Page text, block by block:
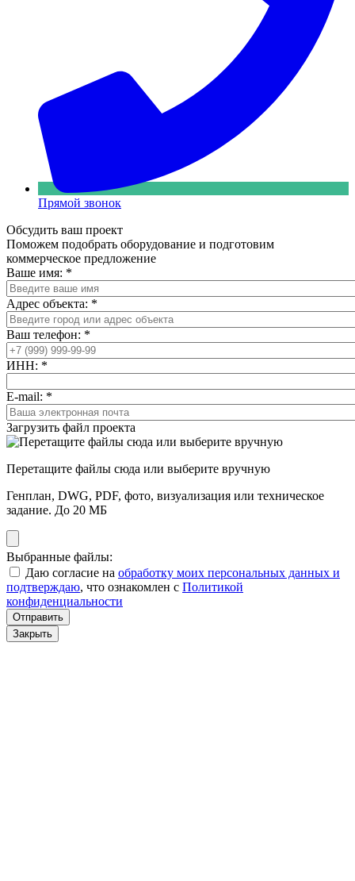
Прямой звонок
Обсудить ваш проект
Поможем подобрать оборудование и подготовим
коммерческое предложение
Ваше имя: *
Адрес объекта: *
Ваш телефон: *
ИНН: *
E-mail: *
Загрузить файл проекта
Перетащите файлы сюда или выберите вручную
Генплан, DWG, PDF, фото, визуализация или техническое
задание. До 20 МБ
Выбранные файлы:
Даю согласие на обработку моих персональных данных и
подтверждаю, что ознакомлен с Политикой
конфиденциальности
Отправить
Закрыть